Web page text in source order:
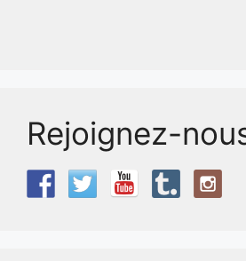
Rejoignez-